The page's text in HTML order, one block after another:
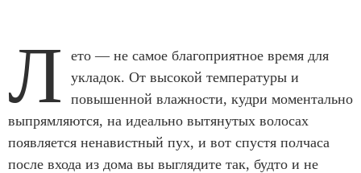
Л
ето — не самое благоприятное время для
укладок. От высокой температуры и
повышенной влажности, кудри моментально
выпрямляются, на идеально вытянутых волосах
появляется ненавистный пух, и вот спустя полчаса
после входа из дома вы выглядите так, будто и не